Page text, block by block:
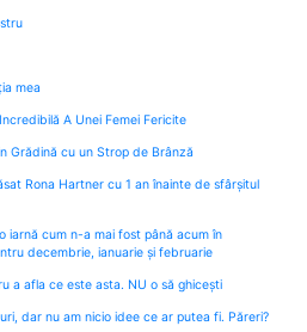
mea
A Unei Femei Fericite
Grădină cu un Strop de Brânză
Rona Hartner cu 1 an înainte de sfârșitul
iarnă cum n-a mai fost până acum în
decembrie, ianuarie și februarie
a afla ce este asta. NU o să ghicești
dar nu am nicio idee ce ar putea fi. Păreri?